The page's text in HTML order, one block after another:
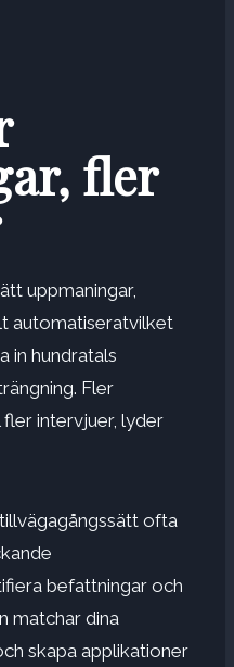
fler
uppmaningar,
automatiseratvilket
in hundratals
. Fler
intervjuer, lyder
ofta
befattningar och
matchar dina
skapa applikationer